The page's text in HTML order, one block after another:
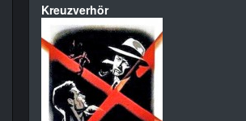
Kreuzverhör